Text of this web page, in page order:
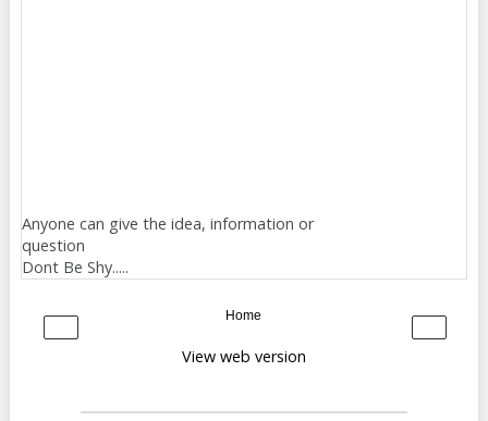
Anyone can give the idea, information or
question
Dont Be Shy.....
‹ ›
Home
View web version